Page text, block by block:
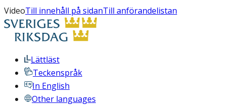
VideoTill innehåll på sidanTill anförandelistan
Lättläst
Teckenspråk
In English
Other languages